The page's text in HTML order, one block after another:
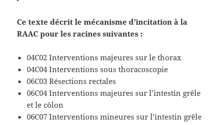
Ce texte décrit le mécanisme d’incitation à la
RAAC pour les racines suivantes :
04C02 Interventions majeures sur le thorax
04C04 Interventions sous thoracoscopie
06C03 Résections rectales
06C04 Interventions majeures sur l’intestin grêle
et le côlon
06C07 Interventions mineures sur l’intestin grêle